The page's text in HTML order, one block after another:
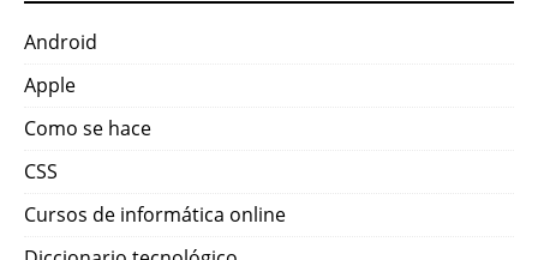
Android
Apple
Como se hace
CSS
Cursos de informática online